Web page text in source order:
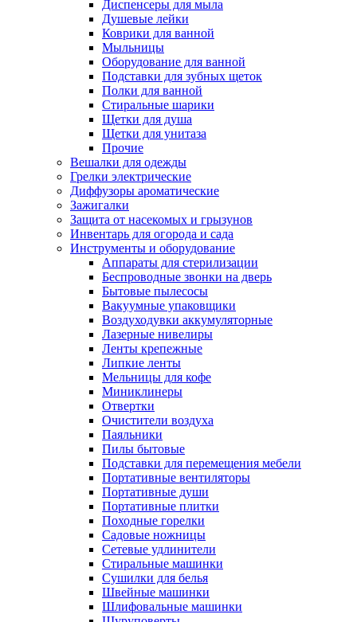
Диспенсеры для мыла
Душевые лейки
Коврики для ванной
Мыльницы
Оборудование для ванной
Подставки для зубных щеток
Полки для ванной
Стиральные шарики
Щетки для душа
Щетки для унитаза
Прочие
Вешалки для одежды
Грелки электрические
Диффузоры ароматические
Зажигалки
Защита от насекомых и грызунов
Инвентарь для огорода и сада
Инструменты и оборудование
Аппараты для стерилизации
Беспроводные звонки на дверь
Бытовые пылесосы
Вакуумные упаковщики
Воздуходувки аккумуляторные
Лазерные нивелиры
Ленты крепежные
Липкие ленты
Мельницы для кофе
Миниклинеры
Отвертки
Очистители воздуха
Паяльники
Пилы бытовые
Подставки для перемещения мебели
Портативные вентиляторы
Портативные души
Портативные плитки
Походные горелки
Садовые ножницы
Сетевые удлинители
Стиральные машинки
Сушилки для белья
Швейные машинки
Шлифовальные машинки